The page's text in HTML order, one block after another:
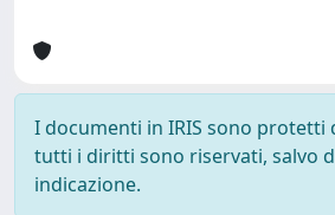
I documenti in IRIS sono protetti
tutti i diritti sono riservati, salvo
indicazione.